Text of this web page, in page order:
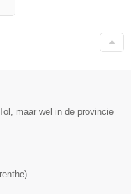
maar wel in de provincie
)